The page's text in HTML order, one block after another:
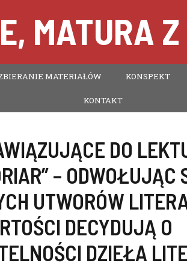
MATURA
MATERIAŁÓW KONSPEKT
KONTAKT
DO
– ODWOŁUJĄC
UTWORÓW
DECYDUJĄ O
DZIEŁA